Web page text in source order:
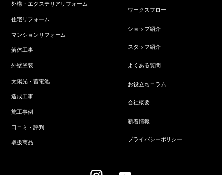
外構・エクステリアリフォーム
住宅リフォーム
マンションリフォーム
解体工事
外壁塗装
太陽光・蓄電池
造成工事
施工事例
口コミ・評判
取扱商品
ワークスフロー
ショップ紹介
スタッフ紹介
よくある質問
お役立ちコラム
会社概要
新着情報
プライバシーポリシー